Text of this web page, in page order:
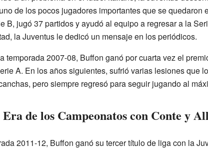
de los pocos jugadores importantes que se quedaron
B, jugó 37 partidos y ayudó al equipo a regresar a la
la Juventus le dedicó un mensaje en los periódicos.
temporada 2007-08, Buffon ganó por cuarta vez el
A. En los años siguientes, sufrió varias lesiones que
pero siempre regresó para seguir jugando al
de los Campeonatos con Conte y
2011-12, Buffon ganó su tercer título de liga con la